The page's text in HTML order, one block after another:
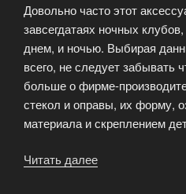
Довольно часто этот
завсегдатаях ночных
днем, и ночью. Выбирая
всего, не следует забывать
больше о фирме-
стекол и оправы, их форму,
материала и скреплением
Читать далее